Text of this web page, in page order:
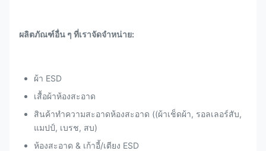
ผลิตภัณฑ์อื่น ๆ ที่เราจัดจําหน่าย:
ผ้า ESD
เสื้อผ้าห้องสะอาด
สินค้าทําความสะอาดห้องสะอาด ((ผ้าเช็ดผ้า, รอลเลอร์สับ,
แมปป์, เบรช, สบ)
ห้องสะอาด & เก้าอี้/เตียง ESD